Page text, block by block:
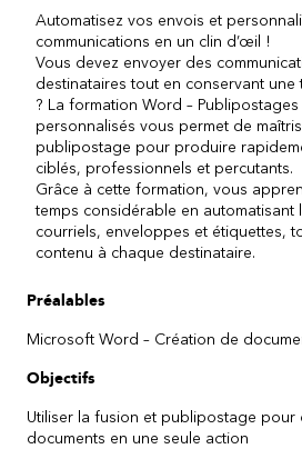
Automatisez vos envois et
communications en un clin d’œil !
Vous devez envoyer des
destinataires tout en conservant
? La formation Word –
personnalisés vous permet de
publipostage pour produire
ciblés, professionnels et percutants.
Grâce à cette formation, vous
temps considérable en automatisant
courriels, enveloppes et étiquettes,
contenu à chaque destinataire.
Préalables
Microsoft Word – Création de
Objectifs
Utiliser la fusion et publipostage pour
documents en une seule action